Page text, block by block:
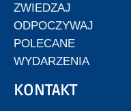
ZWIEDZAJ
ODPOCZYWAJ
POLECANE
WYDARZENIA
KONTAKT